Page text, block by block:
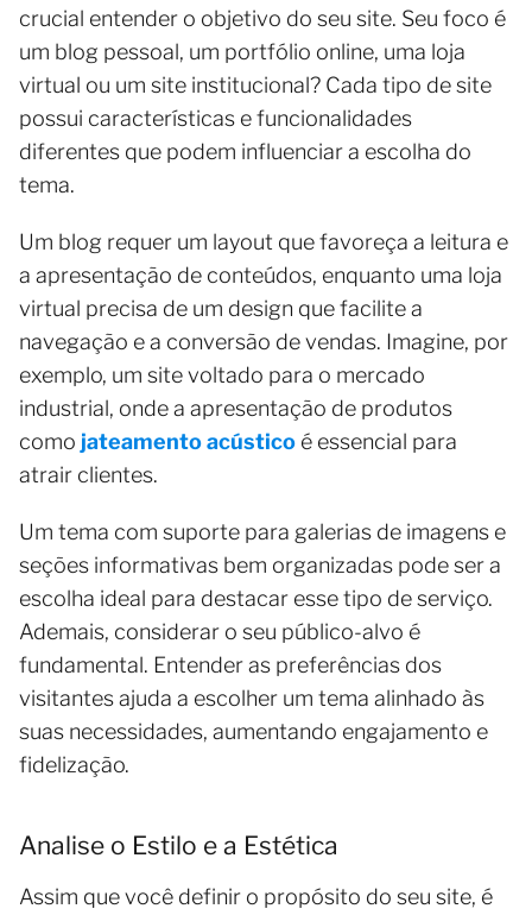
crucial entender o objetivo do seu site. Seu foco é
um blog pessoal, um portfólio online, uma loja
virtual ou um site institucional? Cada tipo de site
possui características e funcionalidades
diferentes que podem influenciar a escolha do
tema.
Um blog requer um layout que favoreça a leitura e
a apresentação de conteúdos, enquanto uma loja
virtual precisa de um design que facilite a
navegação e a conversão de vendas. Imagine, por
exemplo, um site voltado para o mercado
industrial, onde a apresentação de produtos
como jateamento acústico é essencial para
atrair clientes.
Um tema com suporte para galerias de imagens e
seções informativas bem organizadas pode ser a
escolha ideal para destacar esse tipo de serviço.
Ademais, considerar o seu público-alvo é
fundamental. Entender as preferências dos
visitantes ajuda a escolher um tema alinhado às
suas necessidades, aumentando engajamento e
fidelização.
Analise o Estilo e a Estética
Assim que você definir o propósito do seu site, é